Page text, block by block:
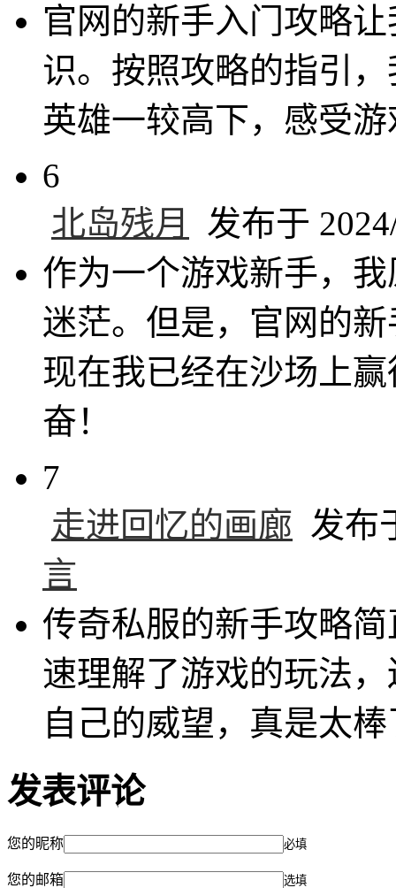
官网的新手入门攻略
识。按照攻略的指引
英雄一较高下，感受
6
北岛残月
发布于
作为一个游戏新手，
迷茫。但是，官网的
现在我已经在沙场上
奋！
7
走进回忆的画廊 发布
言
传奇私服的新手攻略
速理解了游戏的玩法
自己的威望，真是太
发表评论
您的昵称 必填
您的邮箱 选填